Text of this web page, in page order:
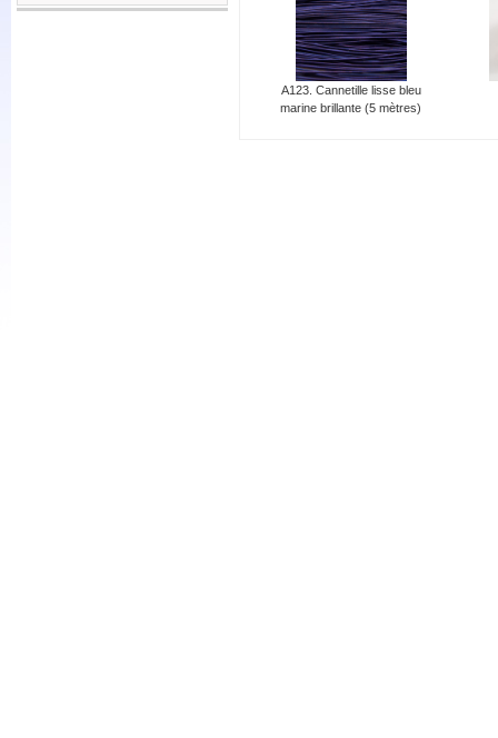
A123. Cannetille lisse bleu
marine brillante (5 mètres)